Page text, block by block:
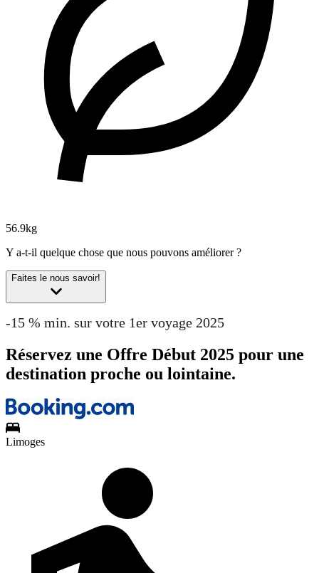
56.9kg
Y a-t-il quelque chose que nous pouvons améliorer ?
Faites le nous savoir!
-15 % min. sur votre 1er voyage 2025
Réservez une Offre Début 2025 pour une
destination proche ou lointaine.
Limoges